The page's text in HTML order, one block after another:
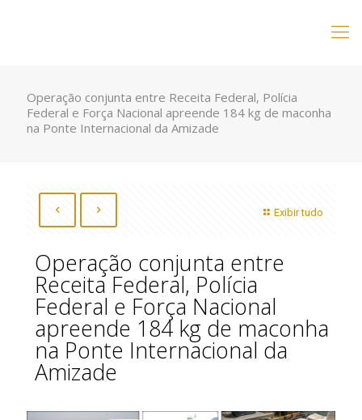
Operação conjunta entre Receita Federal, Polícia
Federal e Força Nacional apreende 184 kg de maconha
na Ponte Internacional da Amizade
Exibir tudo
Operação conjunta entre
Receita Federal, Polícia
Federal e Força Nacional
apreende 184 kg de maconha
na Ponte Internacional da
Amizade